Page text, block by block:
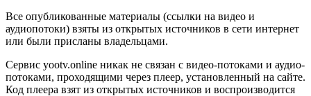
Все опубликованные материалы (ссылки на видео и
аудиопотоки) взяты из открытых источников в сети интернет
или были присланы владельцами.
Сервис yootv.online никак не связан с видео-потоками и аудио-
потоками, проходящими через плеер, установленный на сайте.
Код плеера взят из открытых источников и воспроизводится